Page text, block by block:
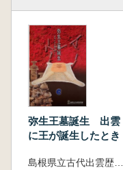
弥生王墓誕生 出雲
に王が誕生したとき
島根県立古代出雲歴史博物館 編